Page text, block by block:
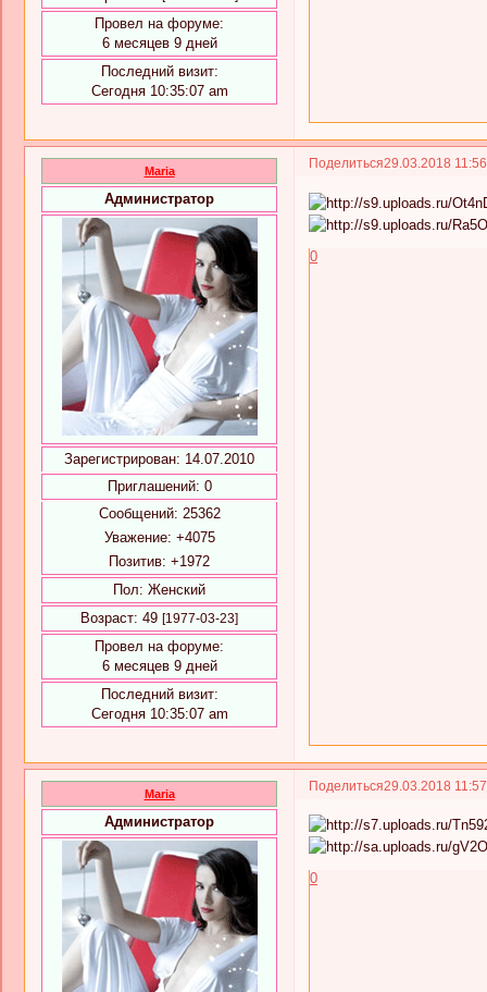
Провел на форуме:
6 месяцев 9 дней
Последний визит:
Сегодня 10:35:07 am
Поделиться29.03.2018
Maria
Администратор
Зарегистрирован: 14.07.2010
Приглашений: 0
Сообщений: 25362
Уважение: +4075
Позитив: +1972
Пол: Женский
Возраст: 49 [1977-03-23]
Провел на форуме:
6 месяцев 9 дней
Последний визит:
Сегодня 10:35:07 am
0
Поделиться29.03.2018
Maria
Администратор
0